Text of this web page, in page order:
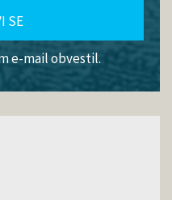
SE
e-mail obvestil.